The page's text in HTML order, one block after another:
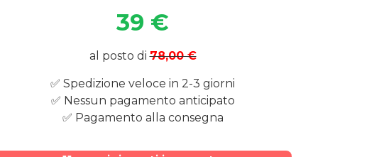
39 €
al posto di78,00 €
✅ Spedizione veloce in 2-3 giorni
✅ Nessun pagamento anticipato
✅ Pagamento alla consegna